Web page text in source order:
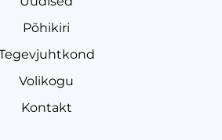
Põhikiri
Volikogu
Kontakt